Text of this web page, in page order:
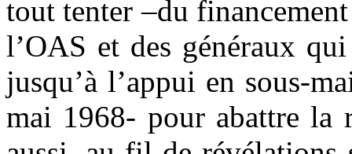
tout tenter –du
l’OAS et des généraux
jusqu’à l’appui en sous-
mai 1968- pour abattre la